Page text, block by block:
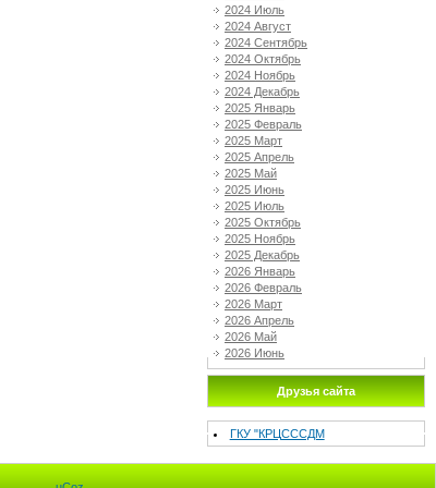
2024 Июль
2024 Август
2024 Сентябрь
2024 Октябрь
2024 Ноябрь
2024 Декабрь
2025 Январь
2025 Февраль
2025 Март
2025 Апрель
2025 Май
2025 Июнь
2025 Июль
2025 Октябрь
2025 Ноябрь
2025 Декабрь
2026 Январь
2026 Февраль
2026 Март
2026 Апрель
2026 Май
2026 Июнь
Друзья сайта
ГКУ "КРЦСССДМ